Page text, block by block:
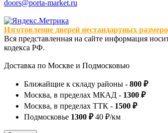
doors@porta-market.ru
Изготовление дверей нестандартных
Вся представленная на сайте информация
кодекса РФ.
Доставка по Москве и Подмосковью
Ближайщие к складу районы - 800 ₽
Москва, в пределах МКАД - 1300 ₽
Москва, в пределах ТТК - 1500 ₽
Подмосковье 1300 ₽40 ₽/км